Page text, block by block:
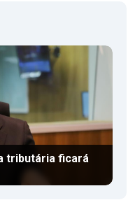
tributária ficará